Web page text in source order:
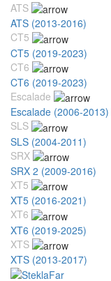
ATS
ATS (2013-2016)
CT5
CT5 (2019-2023)
CT6
CT6 (2019-2023)
Escalade
Escalade (2006-2013)
SLS
SLS (2004-2011)
SRX
SRX 2 (2009-2016)
XT5
XT5 (2016-2021)
XT6
XT6 (2019-2025)
XTS
XTS (2013-2017)